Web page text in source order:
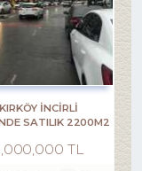
İNCİRLİ
SATILIK 2200M2
TL